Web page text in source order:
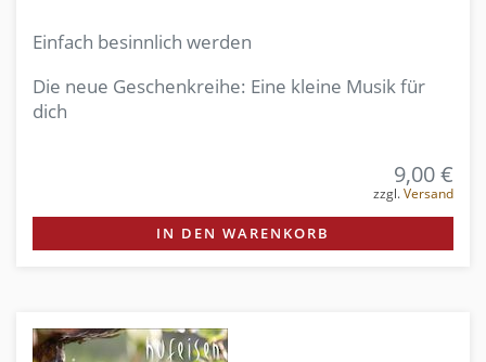
Einfach besinnlich werden
Die neue Geschenkreihe: Eine kleine Musik für
dich
9,00 €
zzgl.Versand
IN DEN WARENKORB